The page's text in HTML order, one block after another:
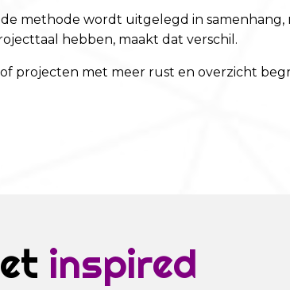
methode wordt uitgelegd in samenhang,
hebben, maakt dat verschil.
projecten met meer rust en overzicht
inspired